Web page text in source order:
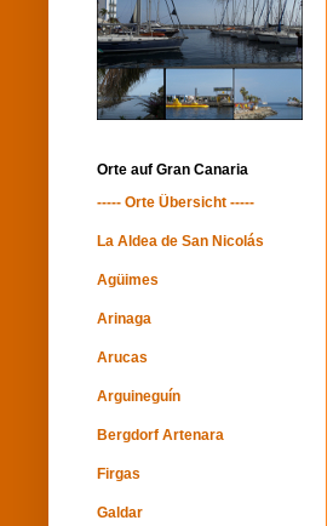
Orte auf Gran Canaria
----- Orte Übersicht -----
La Aldea de San Nicolás
Agüimes
Arinaga
Arucas
Arguineguín
Bergdorf Artenara
Firgas
Galdar